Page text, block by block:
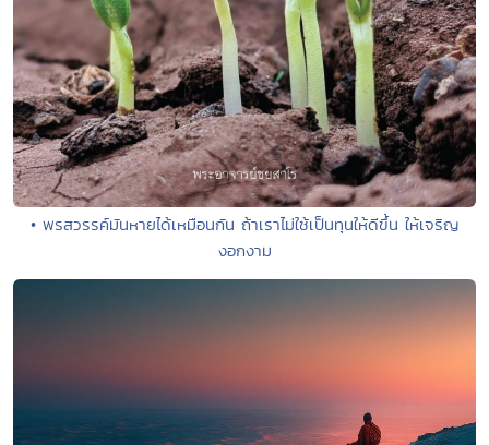
• พรสวรรค์มันหายได้เหมือนกัน ถ้าเราไม่ใช้เป็นทุนให้ดีขึ้น ให้เจริญ
งอกงาม